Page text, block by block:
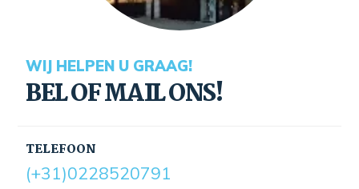
WIJ HELPEN U GRAAG!
BEL OF MAIL ONS!
TELEFOON
(+31)0228520791